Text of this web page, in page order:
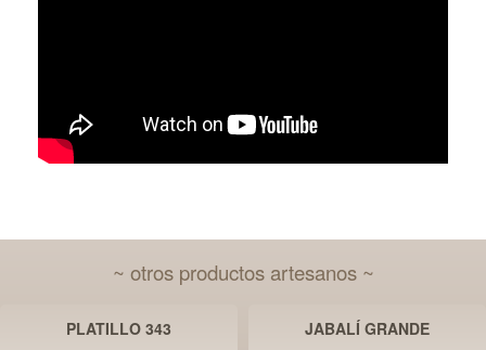
~ otros productos artesanos ~
PLATILLO 343 JABALÍ GRANDE